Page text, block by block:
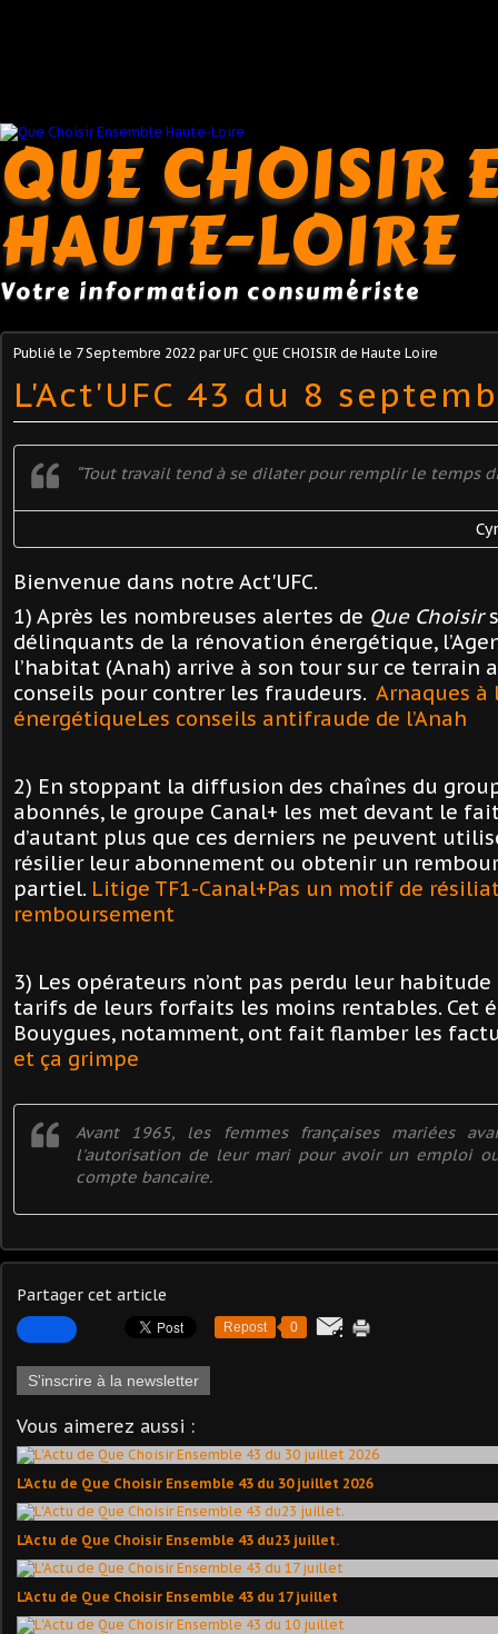
QUE CHOISIR
HAUTE-LOIRE
Votre information consumériste
Publié le 7 Septembre 2022 par UFC QUE CHOISIR de Haute Loire
L'Act'UFC 43 du 8
“Tout travail tend à se dilater pour remplir le temps
Bienvenue dans notre Act'UFC.
1) Après les nombreuses alertes de Que Choisir
délinquants de la rénovation énergétique,
l’habitat (Anah) arrive à son tour sur ce terrain
conseils pour contrer les fraudeurs. Arnaques
énergétiqueLes conseils antifraude de l’Anah
2) En stoppant la diffusion des chaînes du
abonnés, le groupe Canal+ les met devant le
d’autant plus que ces derniers ne peuvent
résilier leur abonnement ou obtenir un
partiel. Litige TF1-Canal+Pas un motif de
remboursement
3) Les opérateurs n’ont pas perdu leur habitude
tarifs de leurs forfaits les moins rentables. Cet
Bouygues, notamment, ont fait flamber les
et ça grimpe
Avant 1965, les femmes françaises mariées
l'autorisation de leur mari pour avoir un emploi
compte bancaire.
Partager cet article
Repost 0
S'inscrire à la newsletter
Vous aimerez aussi :
L'Actu de Que Choisir Ensemble 43 du 30 juillet 2026
L'Actu de Que Choisir Ensemble 43 du23 juillet.
L'Actu de Que Choisir Ensemble 43 du 17 juillet